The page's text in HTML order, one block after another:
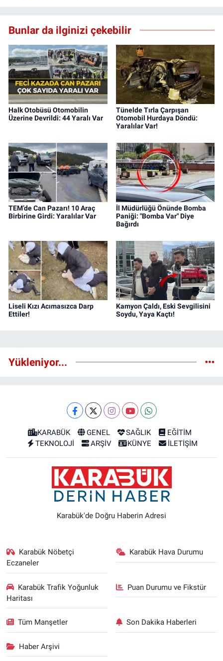
Bunlar da ilginizi çekebilir
Halk Otobüsü Otomobilin
Üzerine Devrildi: 44 Yaralı Var
Tünelde Tırla Çarpışan
Otomobil Hurdaya Döndü:
Yaralılar Var!
TEM’de Can Pazarı! 10 Araç
Birbirine Girdi: Yaralılar Var
İl Müdürlüğü Önünde Bomba
Paniği: "Bomba Var" Diye
Bağırdı
Liseli Kızı Acımasızca Darp
Ettiler!
Kamyon Çaldı, Eski Sevgilisini
Soydu, Yaya Kaçtı!
Yükleniyor...
KARABÜK GENEL SAĞLIK
EĞİTİM
TEKNOLOJİ
ARŞİV KÜNYE İLETİŞİM
Karabük'de Doğru Haberin Adresi
Karabük Nöbetçi
Eczaneler
Karabük Hava Durumu
Karabük Trafik Yoğunluk
Haritası
Puan Durumu ve Fikstür
Tüm Manşetler Son Dakika Haberleri
Haber Arşivi